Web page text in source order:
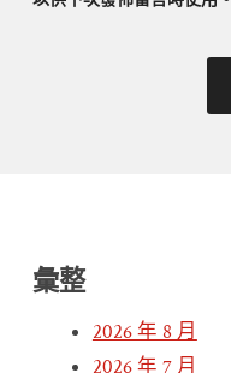
彙整
2026 年 8 月
2026 年 7 月